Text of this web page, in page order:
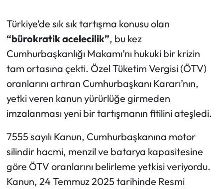
Türkiye’de sık sık tartışma konusu olan
“bürokratik acelecilik”, bu kez
Cumhurbaşkanlığı Makamı’nı hukuki bir krizin
tam ortasına çekti. Özel Tüketim Vergisi (ÖTV)
oranlarını artıran Cumhurbaşkanı Kararı’nın,
yetki veren kanun yürürlüğe girmeden
imzalanması yeni bir tartışmanın fitilini ateşledi.
7555 sayılı Kanun, Cumhurbaşkanına motor
silindir hacmi, menzil ve batarya kapasitesine
göre ÖTV oranlarını belirleme yetkisi veriyordu.
Kanun, 24 Temmuz 2025 tarihinde Resmi